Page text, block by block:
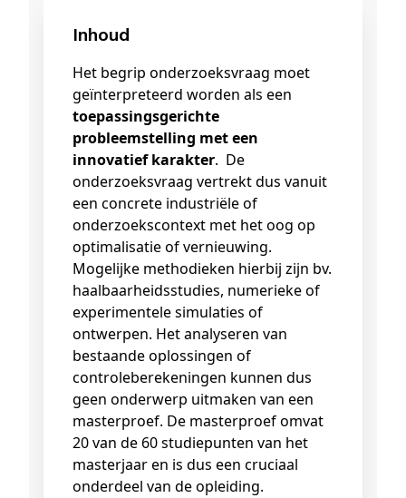
Inhoud
Het begrip onderzoeksvraag moet
geïnterpreteerd worden als een
toepassingsgerichte
probleemstelling met een
innovatief karakter. De
onderzoeksvraag vertrekt dus vanuit
een concrete industriële of
onderzoekscontext met het oog op
optimalisatie of vernieuwing.
Mogelijke methodieken hierbij zijn bv.
haalbaarheidsstudies, numerieke of
experimentele simulaties of
ontwerpen. Het analyseren van
bestaande oplossingen of
controleberekeningen kunnen dus
geen onderwerp uitmaken van een
masterproef. De masterproef omvat
20 van de 60 studiepunten van het
masterjaar en is dus een cruciaal
onderdeel van de opleiding.